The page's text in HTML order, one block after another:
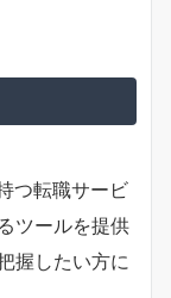
つ転職サービ
ツールを提供
握したい方に